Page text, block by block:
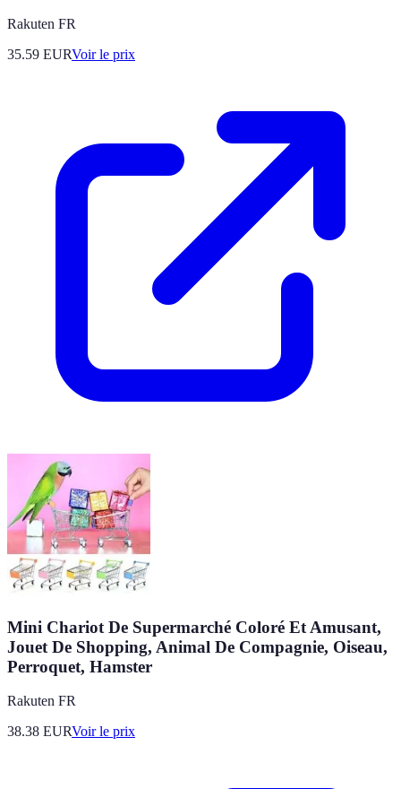
Rakuten FR
35.59 EURVoir le prix
Mini Chariot De Supermarché Coloré Et Amusant,
Jouet De Shopping, Animal De Compagnie, Oiseau,
Perroquet, Hamster
Rakuten FR
38.38 EURVoir le prix